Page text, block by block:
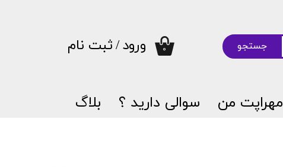
مهراپت من سوالی دارید ؟ بلاگ
۰ جستجو ورود/ثبت نام